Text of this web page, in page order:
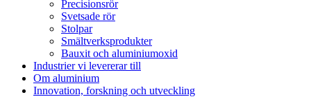
Precisionsrör
Svetsade rör
Stolpar
Smältverksprodukter
Bauxit och aluminiumoxid
Industrier vi levererar till
Om aluminium
Innovation, forskning och utveckling